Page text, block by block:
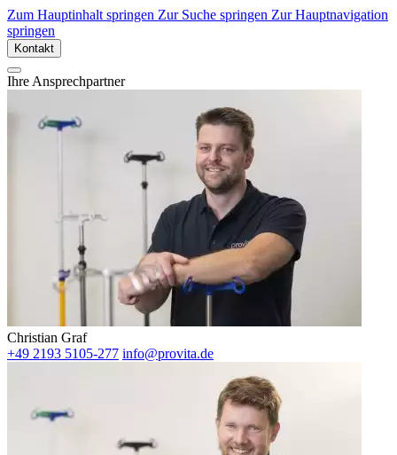
Zum Hauptinhalt springen Zur Suche springen Zur Hauptnavigation
springen
Kontakt
Ihre Ansprechpartner
Christian Graf
+49 2193 5105-277 info@provita.de